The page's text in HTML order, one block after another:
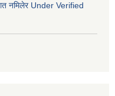
नमिलेर Under Verified